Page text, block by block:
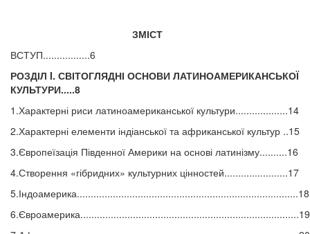
ЗМІСТ
ВСТУП.................6
РОЗДІЛ I. СВІТОГЛЯДНІ ОСНОВИ ЛАТИНОАМЕРИКАНСЬКОЇ
КУЛЬТУРИ.....8
1.Характерні риси латиноамериканської культури...................14
2.Характерні елементи індіанської та африканської культур ..15
3.Європеїзація Південної Америки на основі латинізму..........16
4.Створення «гібридних» культурних цінностей.......................17
5.Індоамерика................................................................................18
6.Євроамерика...............................................................................19